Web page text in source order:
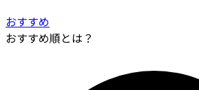
おすすめ
おすすめ順とは？